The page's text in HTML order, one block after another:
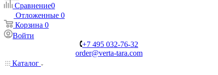
Сравнение0
Отложенные 0
Корзина 0
Войти
+7 495 032-76-32
order@verta-tara.com
Каталог